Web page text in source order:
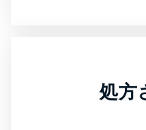
処方